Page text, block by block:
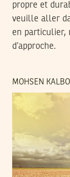
propre et
veuille aller
en particulier,
d’approche.
MOHSEN